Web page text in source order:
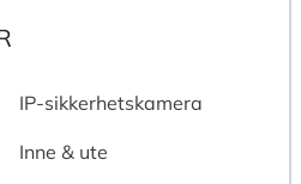
IP-sikkerhetskamera
Inne & ute